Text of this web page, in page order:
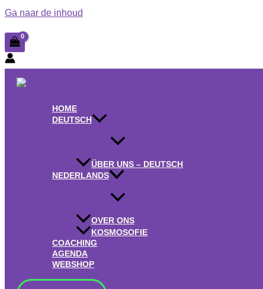
Ga naar de inhoud
HOME
DEUTSCH
ÜBER UNS – DEUTSCH
NEDERLANDS
OVER ONS
KOSMOSOFIE
COACHING
AGENDA
WEBSHOP